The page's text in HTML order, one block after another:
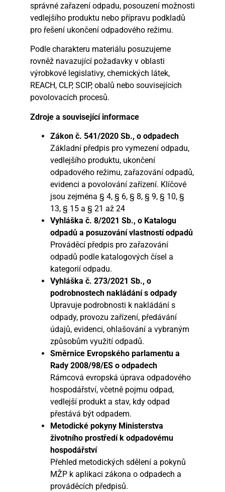
správné zařazení odpadu, posouzení možnosti
vedlejšího produktu nebo přípravu podkladů
pro řešení ukončení odpadového režimu.
Podle charakteru materiálu posuzujeme
rovněž navazující požadavky v oblasti
výrobkové legislativy, chemických látek,
REACH, CLP, SCIP, obalů nebo souvisejících
povolovacích procesů.
Zdroje a související informace
Zákon č. 541/2020 Sb., o odpadech
Základní předpis pro vymezení odpadu,
vedlejšího produktu, ukončení
odpadového režimu, zařazování odpadů,
evidenci a povolování zařízení. Klíčové
jsou zejména § 4, § 6, § 8, § 9, § 10, §
13, § 15 a § 21 až 24
Vyhláška č. 8/2021 Sb., o Katalogu
odpadů a posuzování vlastností odpadů
Prováděcí předpis pro zařazování
odpadů podle katalogových čísel a
kategorií odpadu.
Vyhláška č. 273/2021 Sb., o
podrobnostech nakládání s odpady
Upravuje podrobnosti k nakládání s
odpady, provozu zařízení, předávání
údajů, evidenci, ohlašování a vybraným
způsobům využití odpadů.
Směrnice Evropského parlamentu a
Rady 2008/98/ES o odpadech
Rámcová evropská úprava odpadového
hospodářství, včetně pojmu odpad,
vedlejší produkt a stav, kdy odpad
přestává být odpadem.
Metodické pokyny Ministerstva
životního prostředí k odpadovému
hospodářství
Přehled metodických sdělení a pokynů
MŽP k aplikaci zákona o odpadech a
prováděcích předpisů.